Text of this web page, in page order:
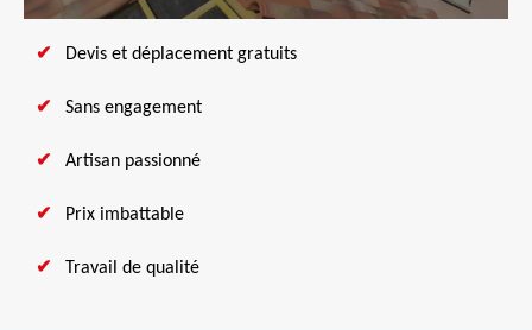
Devis et déplacement gratuits
Sans engagement
Artisan passionné
Prix imbattable
Travail de qualité